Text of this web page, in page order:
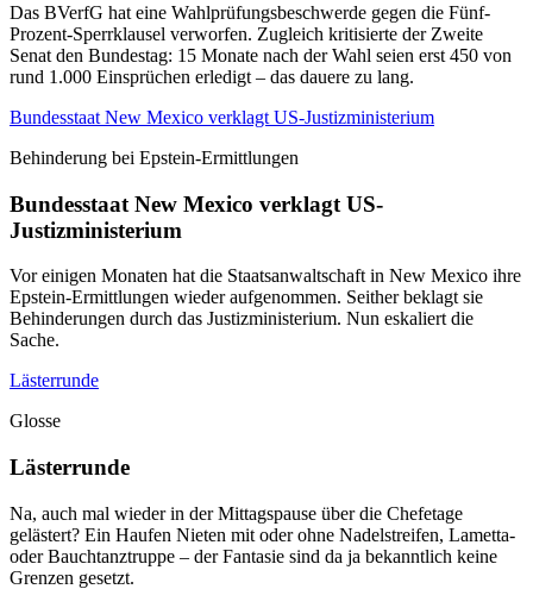
Das BVerfG hat eine Wahlprüfungsbeschwerde gegen die Fünf-
Prozent-Sperrklausel verworfen. Zugleich kritisierte der Zweite
Senat den Bundestag: 15 Monate nach der Wahl seien erst 450 von
rund 1.000 Einsprüchen erledigt – das dauere zu lang.
Bundesstaat New Mexico verklagt US-Justizministerium
Behinderung bei Epstein-Ermittlungen
Bundesstaat New Mexico verklagt US-
Justizministerium
Vor einigen Monaten hat die Staatsanwaltschaft in New Mexico ihre
Epstein-Ermittlungen wieder aufgenommen. Seither beklagt sie
Behinderungen durch das Justizministerium. Nun eskaliert die
Sache.
Lästerrunde
Glosse
Lästerrunde
Na, auch mal wieder in der Mittagspause über die Chefetage
gelästert? Ein Haufen Nieten mit oder ohne Nadelstreifen, Lametta-
oder Bauchtanztruppe – der Fantasie sind da ja bekanntlich keine
Grenzen gesetzt.